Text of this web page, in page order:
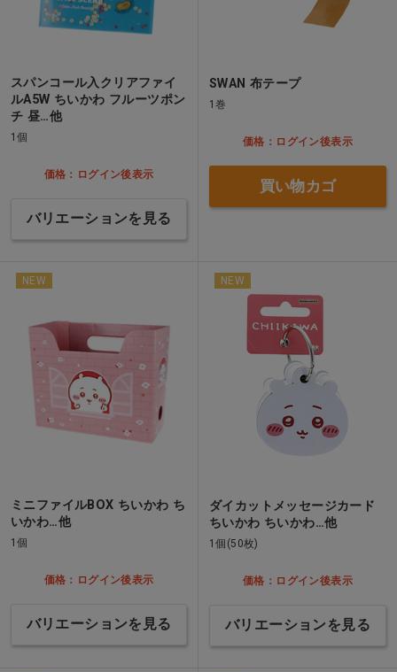
スパンコール入クリアファイ
ルA5W ちいかわ フルーツポン
チ 昼…他
1個
価格：ログイン後表示
バリエーションを見る
SWAN 布テープ
1巻
価格：ログイン後表示
買い物カゴ
NEW
ミニファイルBOX ちいかわ ち
いかわ…他
1個
価格：ログイン後表示
バリエーションを見る
NEW
ダイカットメッセージカード
ちいかわ ちいかわ…他
1個(50枚)
価格：ログイン後表示
バリエーションを見る